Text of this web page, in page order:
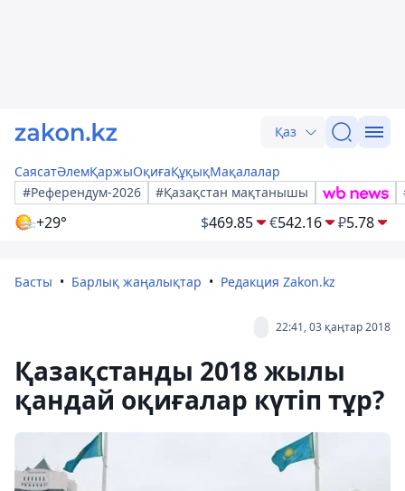
Қаз
СаясатӘлемҚаржыОқиғаҚұқықМақалалар
#Референдум-2026
#Қазақстан мақтанышы
+29° $469.85 €542.16 ₽5.78
Басты Барлық жаңалықтар Редакция Zakon.kz
22:41, 03 қаңтар 2018
Қазақстанды 2018 жылы
қандай оқиғалар күтіп тұр?